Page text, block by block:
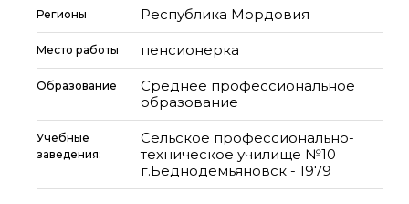
Регионы Республика Мордовия
Место работы пенсионерка
Образование
Среднее профессиональное
образование
Учебные
заведения:
Сельское профессионально-
техническое училище №10
г.Беднодемьяновск - 1979